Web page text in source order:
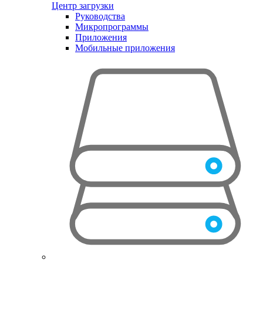
Центр загрузки
Руководства
Микропрограммы
Приложения
Мобильные приложения